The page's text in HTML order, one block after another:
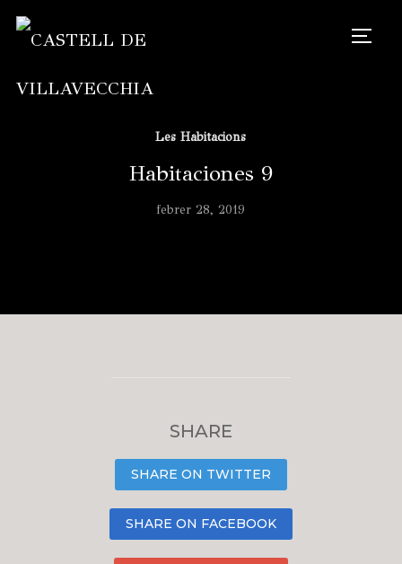
Les Habitacions
Habitaciones 9
febrer 28, 2019
SHARE
SHARE ON TWITTER
SHARE ON FACEBOOK